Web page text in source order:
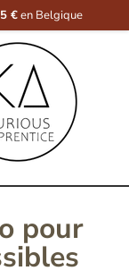
€en Belgique
pour